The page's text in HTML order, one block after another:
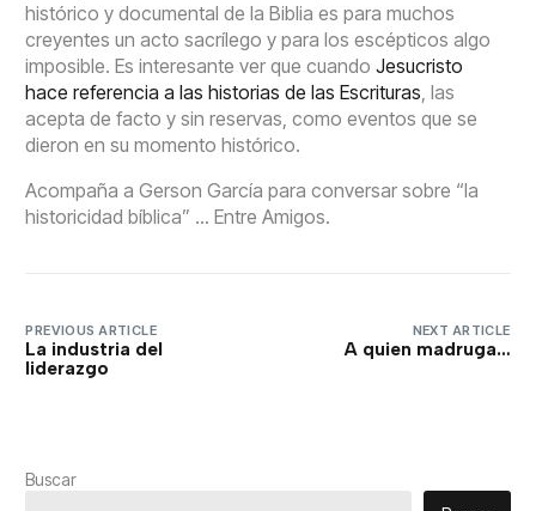
histórico y documental de la Biblia es para muchos
creyentes un acto sacrílego y para los escépticos algo
imposible. Es interesante ver que cuandoJesucristo
hace referencia a las historias de las Escrituras, las
acepta de facto y sin reservas, como eventos que se
dieron en su momento histórico.
Acompaña a Gerson García para conversar sobre “la
historicidad bíblica” … Entre Amigos.
PREVIOUS ARTICLE
La industria del
liderazgo
NEXT ARTICLE
A quien madruga…
Buscar